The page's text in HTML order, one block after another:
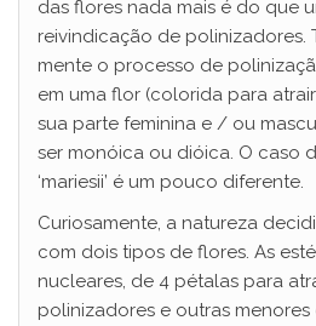
o
das flores nada mais é do que
reivindicação de polinizadores.
mente o processo de
em uma flor (colorida para
sua parte feminina e / ou
ser monóica ou dióica. O caso
‘mariesii’ é um pouco diferente.
Curiosamente, a natureza
com dois tipos de flores. As
nucleares, de 4 pétalas para
polinizadores e outras